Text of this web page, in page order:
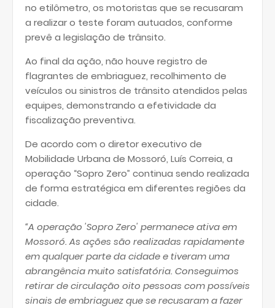
no etilômetro, os motoristas que se recusaram
a realizar o teste foram autuados, conforme
prevê a legislação de trânsito.
Ao final da ação, não houve registro de
flagrantes de embriaguez, recolhimento de
veículos ou sinistros de trânsito atendidos pelas
equipes, demonstrando a efetividade da
fiscalização preventiva.
De acordo com o diretor executivo de
Mobilidade Urbana de Mossoró, Luís Correia, a
operação “Sopro Zero” continua sendo realizada
de forma estratégica em diferentes regiões da
cidade.
“A operação 'Sopro Zero' permanece ativa em
Mossoró. As ações são realizadas rapidamente
em qualquer parte da cidade e tiveram uma
abrangência muito satisfatória. Conseguimos
retirar de circulação oito pessoas com possíveis
sinais de embriaguez que se recusaram a fazer